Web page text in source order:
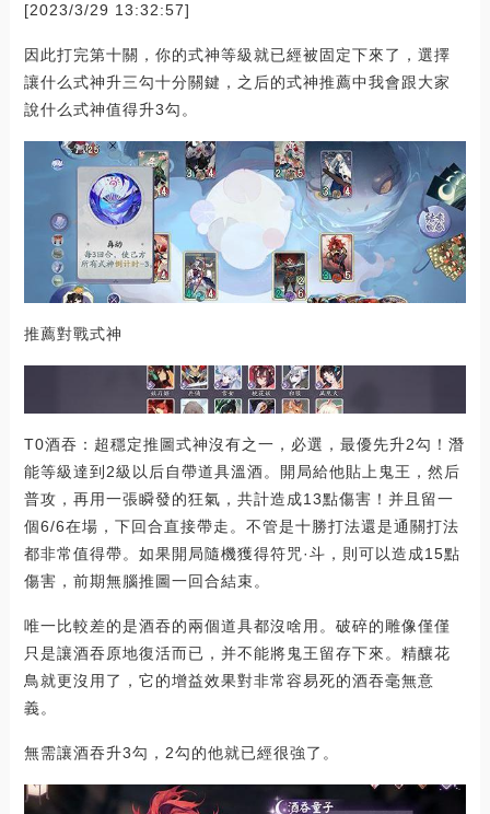
[2023/3/29 13:32:57]
因此打完第十關，你的式神等級就已經被固定下來了，選擇
讓什么式神升三勾十分關鍵，之后的式神推薦中我會跟大家
說什么式神值得升3勾。
推薦對戰式神
T0酒吞：超穩定推圖式神沒有之一，必選，最優先升2勾！潛
能等級達到2級以后自帶道具溫酒。開局給他貼上鬼王，然后
普攻，再用一張瞬發的狂氣，共計造成13點傷害！并且留一
個6/6在場，下回合直接帶走。不管是十勝打法還是通關打法
都非常值得帶。如果開局隨機獲得符咒·斗，則可以造成15點
傷害，前期無腦推圖一回合結束。
唯一比較差的是酒吞的兩個道具都沒啥用。破碎的雕像僅僅
只是讓酒吞原地復活而已，并不能將鬼王留存下來。精釀花
鳥就更沒用了，它的增益效果對非常容易死的酒吞毫無意
義。
無需讓酒吞升3勾，2勾的他就已經很強了。